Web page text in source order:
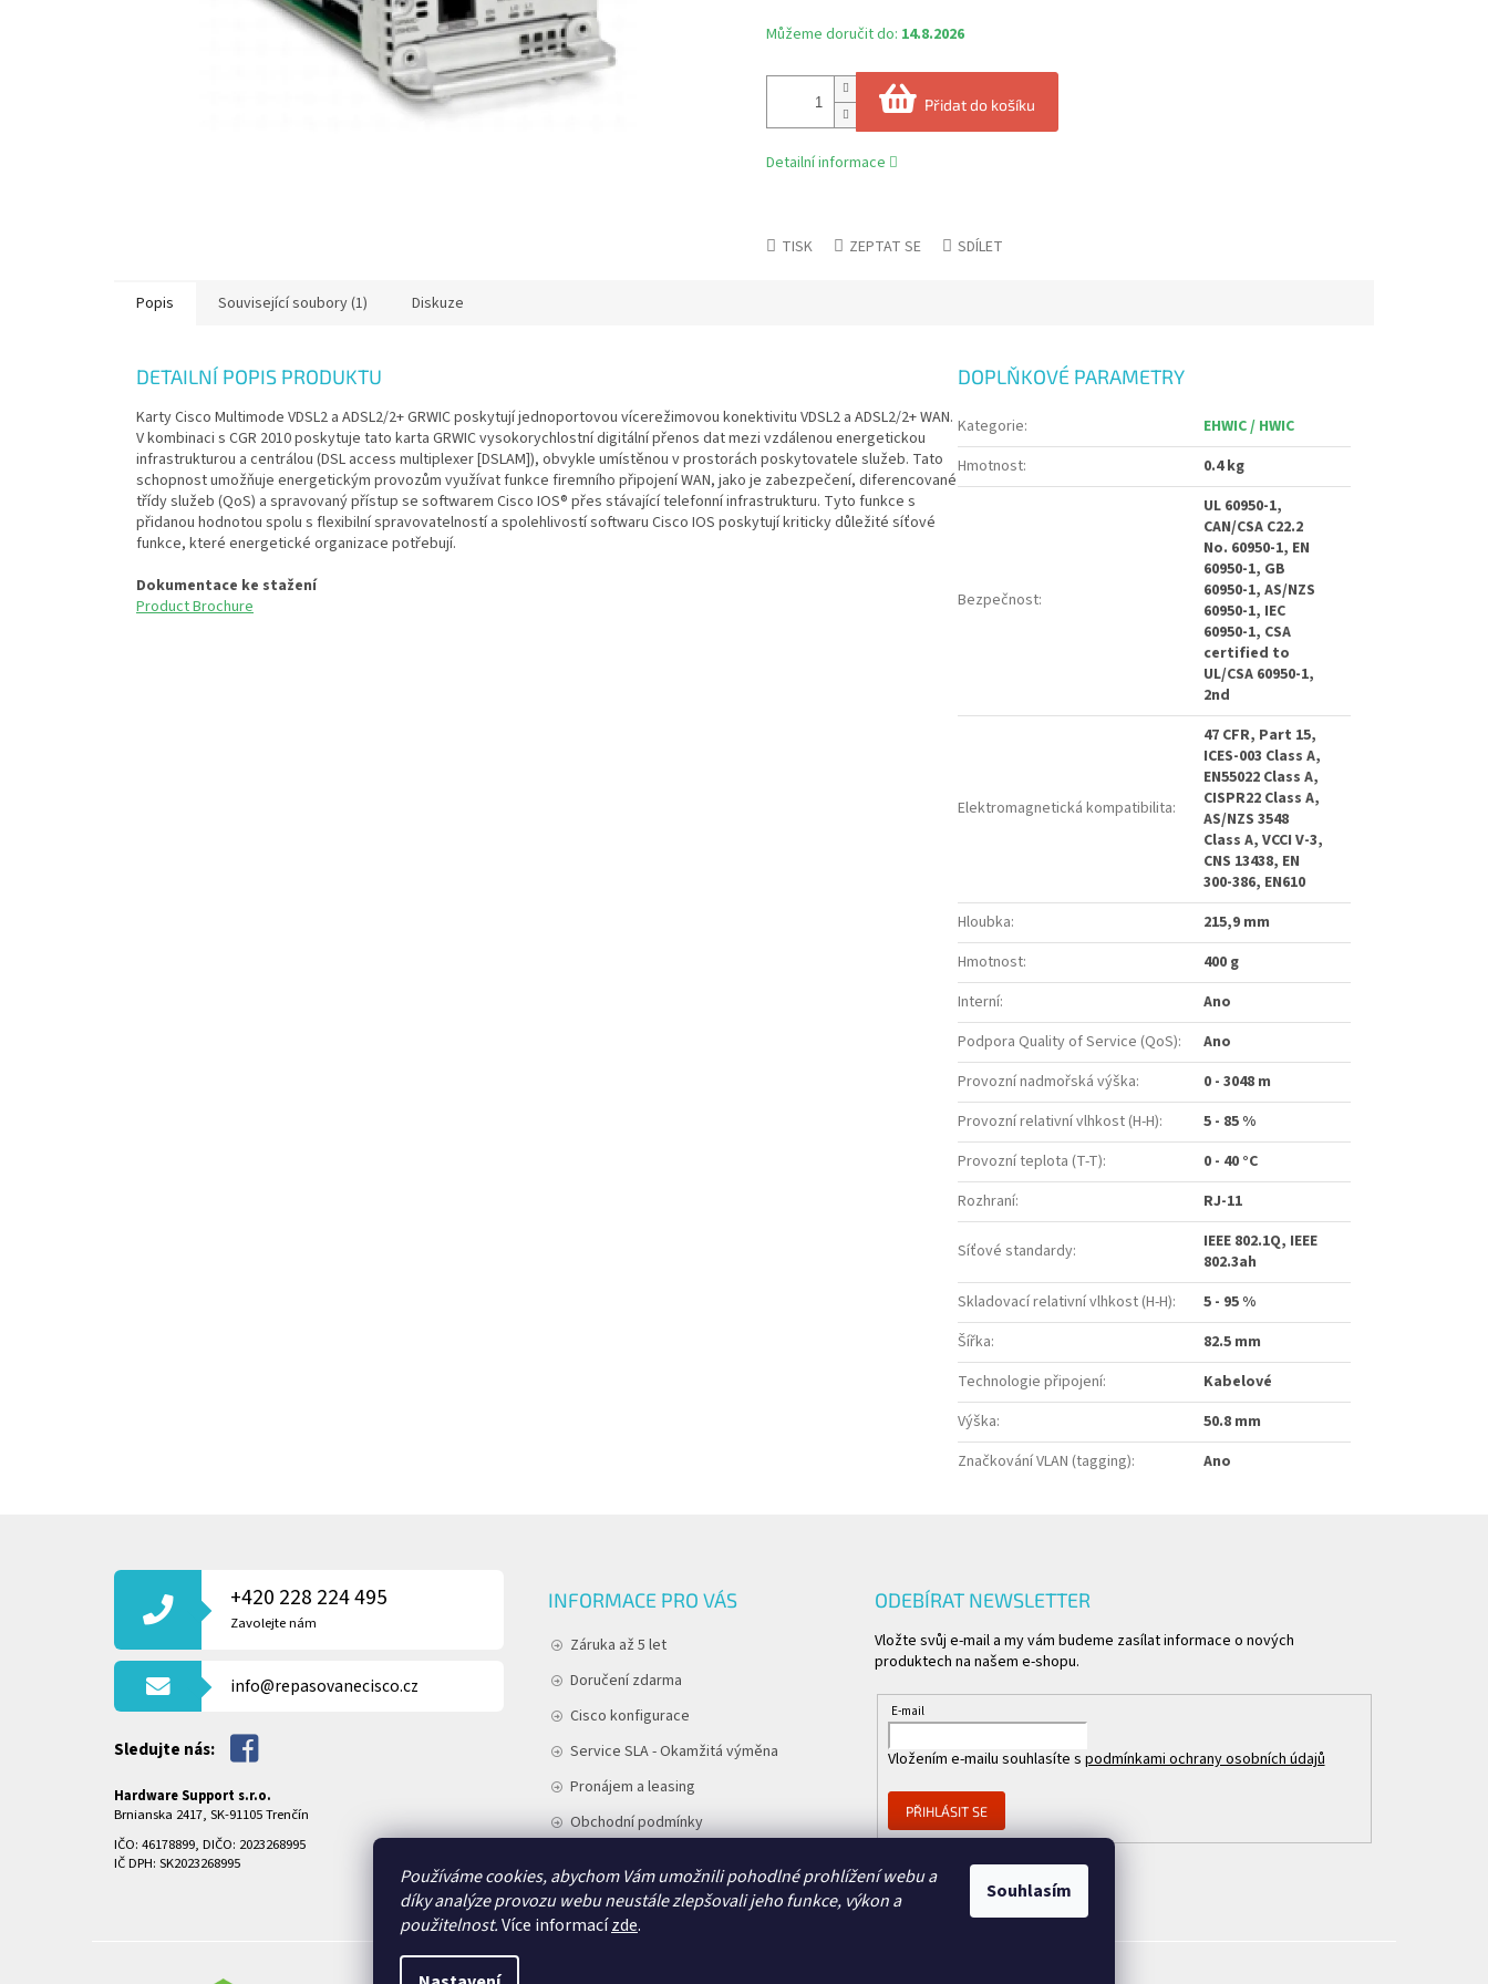
Používáme cookies, abychom Vám umožnili pohodlné prohlížení webu a
díky analýze provozu webu neustále zlepšovali jeho funkce, výkon a
použitelnost.Více informacízde.
Souhlasím
Můžeme doručit do: 14.8.2026
Přidat do košíku
Detailní informace
TISK ZEPTAT SE SDÍLET
Popis Související soubory (1) Diskuze
DETAILNÍ POPIS PRODUKTU
Karty Cisco Multimode VDSL2 a ADSL2/2+ GRWIC poskytují jednoportovou vícerežimovou konektivitu VDSL2 a ADSL2/2+ WAN.
V kombinaci s CGR 2010 poskytuje tato karta GRWIC vysokorychlostní digitální přenos dat mezi vzdálenou energetickou
infrastrukturou a centrálou (DSL access multiplexer [DSLAM]), obvykle umístěnou v prostorách poskytovatele služeb. Tato
schopnost umožňuje energetickým provozům využívat funkce firemního připojení WAN, jako je zabezpečení, diferencované
třídy služeb (QoS) a spravovaný přístup se softwarem Cisco IOS® přes stávající telefonní infrastrukturu. Tyto funkce s
přidanou hodnotou spolu s flexibilní spravovatelností a spolehlivostí softwaru Cisco IOS poskytují kriticky důležité síťové
funkce, které energetické organizace potřebují.
Dokumentace ke stažení
Product Brochure
DOPLŇKOVÉ PARAMETRY
Kategorie:
EHWIC / HWIC
Hmotnost: 0.4 kg
Bezpečnost:
UL 60950-1,
CAN/CSA C22.2
No. 60950-1, EN
60950-1, GB
60950-1, AS/NZS
60950-1, IEC
60950-1, CSA
certified to
UL/CSA 60950-1,
2nd
Elektromagnetická kompatibilita:
47 CFR, Part 15,
ICES-003 Class A,
EN55022 Class A,
CISPR22 Class A,
AS/NZS 3548
Class A, VCCI V-3,
CNS 13438, EN
300-386, EN610
Hloubka:
215,9 mm
Hmotnost:
400 g
Interní:
Ano
Podpora Quality of Service (QoS):
Ano
Provozní nadmořská výška:
0 - 3048 m
Provozní relativní vlhkost (H-H):
5 - 85 %
Provozní teplota (T-T):
0 - 40 °C
Rozhraní: RJ-11
Síťové standardy:
IEEE 802.1Q, IEEE
802.3ah
Skladovací relativní vlhkost (H-H):
5 - 95 %
Šířka:
82.5 mm
Technologie připojení:
Kabelové
Výška:
50.8 mm
Značkování VLAN (tagging): Ano
+420 228 224 495
Zavolejte nám
info@repasovanecisco.cz
Sledujte nás:
Hardware Support s.r.o.
Brnianska 2417, SK-91105 Trenčín
IČO: 46178899, DIČO: 2023268995
IČ DPH: SK2023268995
INFORMACE PRO VÁS
Záruka až 5 let
Doručení zdarma
Cisco konfigurace
Service SLA - Okamžitá výměna
Pronájem a leasing
Obchodní podmínky
Kontakt
ODEBÍRAT NEWSLETTER
Vložte svůj e-mail a my vám budeme zasílat informace o nových
produktech na našem e-shopu.
E-mail
Vložením e-mailu souhlasíte s podmínkami ochrany osobních údajů
PŘIHLÁSIT SE